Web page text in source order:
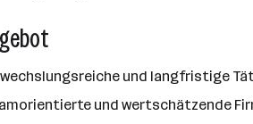
und langfristige
und wertschätzende